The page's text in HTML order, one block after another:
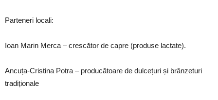
Parteneri locali:
Ioan Marin Merca – crescător de capre (produse lactate).
Ancuța-Cristina Potra – producătoare de dulcețuri și brânzeturi
tradiționale